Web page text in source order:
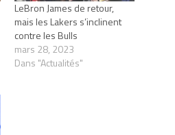
LeBron James de retour,
mais les Lakers s’inclinent
contre les Bulls
mars 28, 2023
Dans "Actualités"